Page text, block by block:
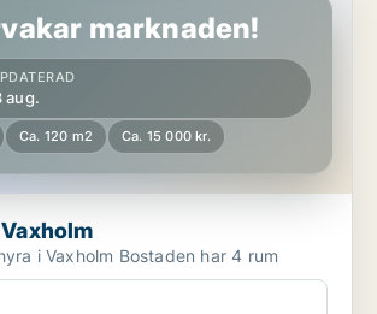
marknaden!
aug.
Ca. 120 m2 Ca. 15 000 kr.
Lägenhet att hyra i Vaxholm Bostaden har 4 rum